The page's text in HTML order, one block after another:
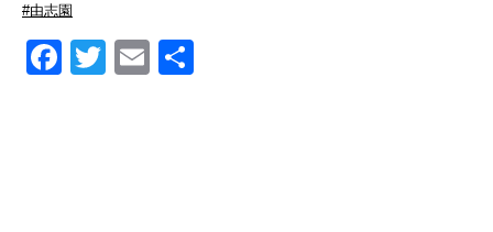
#由志園
Facebook
Twitter
Email